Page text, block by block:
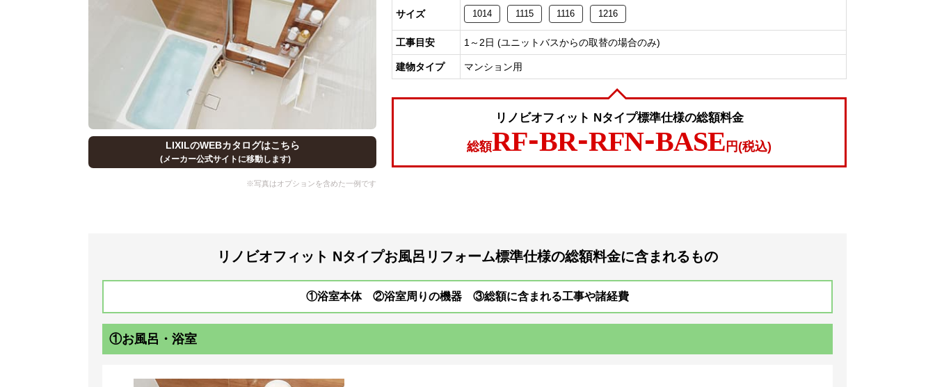
LIXILのWEBカタログはこちら
(メーカー公式サイトに移動します)
サイズ 1014 1115 1116 1216
工事目安 1～2日 (ユニットバスからの取替の場合のみ)
建物タイプ マンション用
リノビオフィット Nタイプ標準仕様の総額料金
総額RF-BR-RFN-BASE 円(税込)
リノビオフィット Nタイプお風呂リフォーム標準仕様の総額料金に含まれるもの
①浴室本体 ②浴室周りの機器 ③総額に含まれる工事や諸経費
①お風呂・浴室